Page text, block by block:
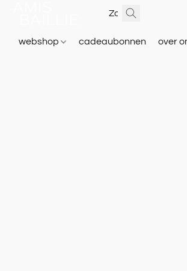
webshop cadeaubonnen over